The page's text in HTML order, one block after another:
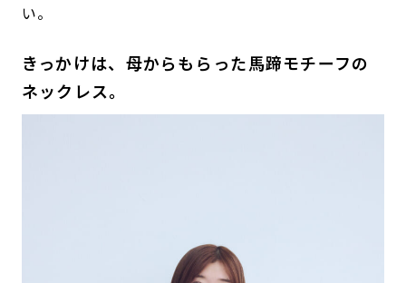
い。
きっかけは、母からもらった馬蹄モチーフの
ネックレス。